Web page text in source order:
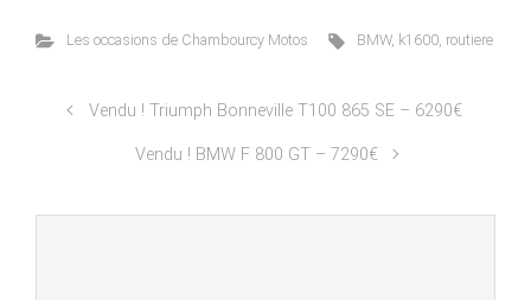
Les occasions de Chambourcy Motos BMW, k1600, routiere
Vendu ! Triumph Bonneville T100 865 SE – 6290€
Vendu ! BMW F 800 GT – 7290€